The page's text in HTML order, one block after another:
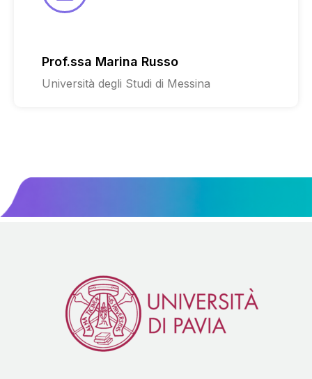
Prof.ssa Marina Russo
Università degli Studi di Messina